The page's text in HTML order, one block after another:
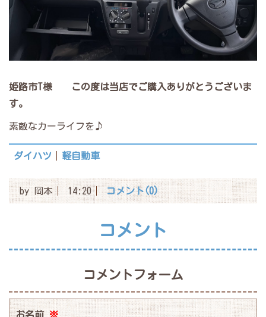
姫路市T様 この度は当店でご購入ありがとうございま
す。
素敵なカーライフを♪
ダイハツ 軽自動車
by岡本 14:20 コメント(0)
コメント
コメントフォーム
お名前 ※